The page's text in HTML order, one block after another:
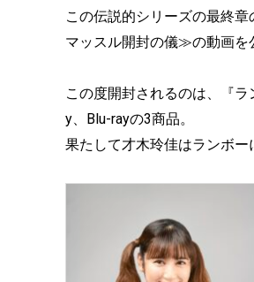
この伝説的シリーズの最終
マッスル開封の儀≫の動画を
この度開封されるのは、『
y、Blu-rayの3商品。
果たして才木玲佳はランボ